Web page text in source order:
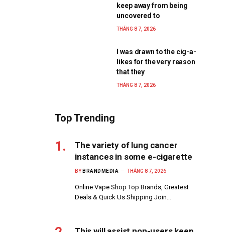
keep away from being
uncovered to
THÁNG 8 7, 2026
I was drawn to the cig-a-
likes for the very reason
that they
THÁNG 8 7, 2026
Top Trending
The variety of lung cancer
instances in some e-cigarette
BY BRANDMEDIA THÁNG 8 7, 2026
Online Vape Shop Top Brands, Greatest
Deals & Quick Us Shipping Join…